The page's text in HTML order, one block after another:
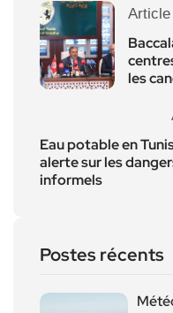
les
Eau potable en
alerte sur les
informels
Postes récents